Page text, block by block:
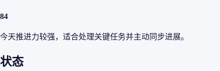
84
今天推进力较强，适合处理关键任务并主动同步进展。
状态